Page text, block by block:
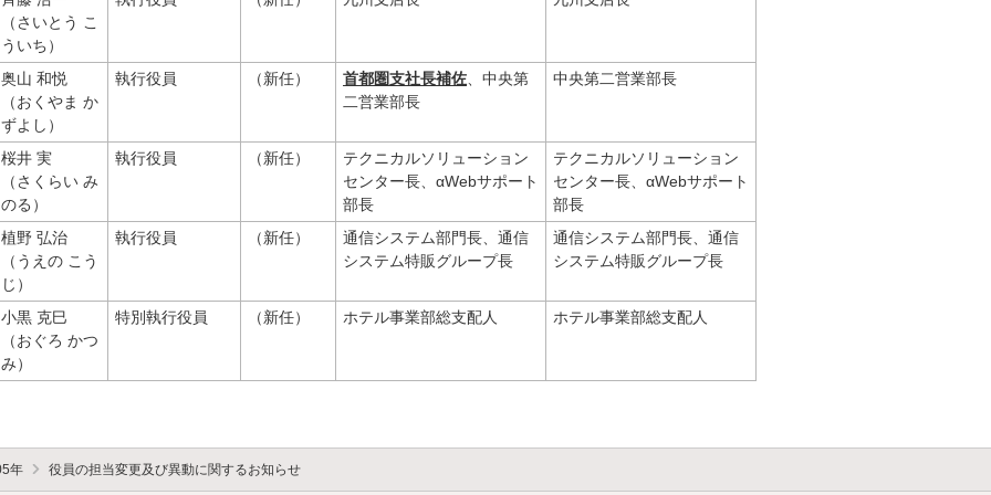
（さいとう こ
ういち）
奥山 和悦
（おくやま か
ずよし）
執行役員 （新任） 首都圏支社長補佐、中央第
二営業部長
中央第二営業部長
桜井 実
（さくらい み
のる）
執行役員 （新任）
テクニカルソリューション
センター長、αWebサポート
部長
テクニカルソリューション
センター長、αWebサポート
部長
植野 弘治
（うえの こう
じ）
執行役員 （新任）
通信システム部門長、通信
システム特販グループ長
通信システム部門長、通信
システム特販グループ長
小黒 克巳
（おぐろ かつ
み）
特別執行役員 （新任） ホテル事業部総支配人 ホテル事業部総支配人
年 役員の担当変更及び異動に関するお知らせ